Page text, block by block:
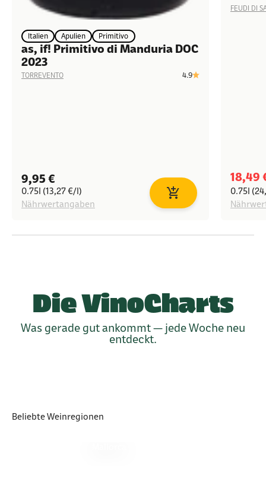
Italien Apulien Primitivo
as, if! Primitivo di Manduria DOC
2023
TORREVENTO 4.9
Angebot
9,95 €
0.75l (13,27 €/l)
Nährwertangaben
In den Warenkorb
FEUDI DI
18,49
0.75l
Die VinoCharts
Was gerade gut ankommt — jede Woche neu
entdeckt.
Beliebte Weinregionen